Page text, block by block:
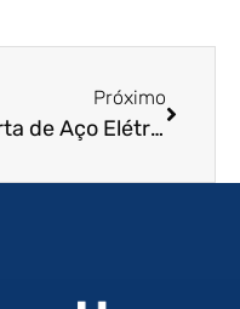
Próximo
Porta de Aço Elétrica em Assis – SP